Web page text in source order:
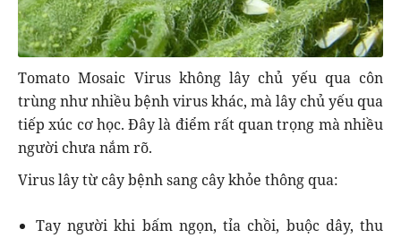
Tomato Mosaic Virus không lây chủ yếu qua côn
trùng như nhiều bệnh virus khác, mà lây chủ yếu qua
tiếp xúc cơ học. Đây là điểm rất quan trọng mà nhiều
người chưa nắm rõ.
Virus lây từ cây bệnh sang cây khỏe thông qua:
Tay người khi bấm ngọn, tỉa chồi, buộc dây, thu